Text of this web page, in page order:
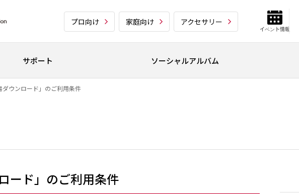
プロ向け 家庭向け アクセサリー
イベント情報
サポート ソーシャルアルバム
ウンロード」のご利用条件
ード」のご利用条件